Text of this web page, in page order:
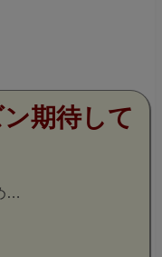
期待して
…